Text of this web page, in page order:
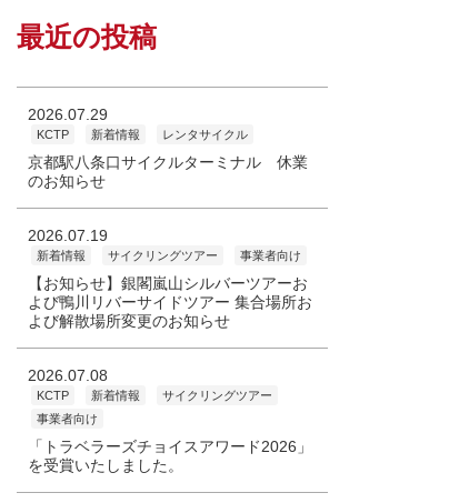
最近の投稿
2026.07.29
KCTP 新着情報 レンタサイクル
京都駅八条口サイクルターミナル 休業
のお知らせ
2026.07.19
新着情報 サイクリングツアー 事業者向け
【お知らせ】銀閣嵐山シルバーツアーお
よび鴨川リバーサイドツアー 集合場所お
よび解散場所変更のお知らせ
2026.07.08
KCTP 新着情報
サイクリングツアー
事業者向け
「トラベラーズチョイスアワード2026」
を受賞いたしました。